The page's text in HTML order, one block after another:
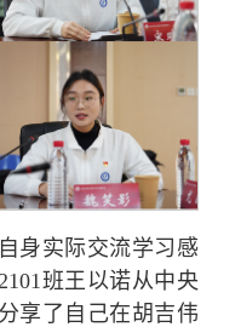
身实际交流学习感
班王以诺从中央
享了自己在胡吉伟